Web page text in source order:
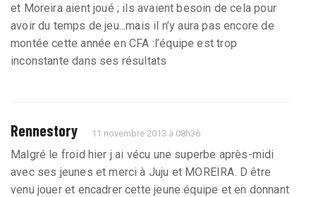
et Moreira aient joué ; ils avaient besoin de cela pour
avoir du temps de jeu...mais il n’y aura pas encore de
montée cette année en CFA :l’équipe est trop
inconstante dans ses résultats
Rennestory 11 novembre 2013 à 08h36
Malgré le froid hier j ai vécu une superbe après-midi
avec ses jeunes et merci à Juju et MOREIRA. D être
venu jouer et encadrer cette jeune équipe et en donnant